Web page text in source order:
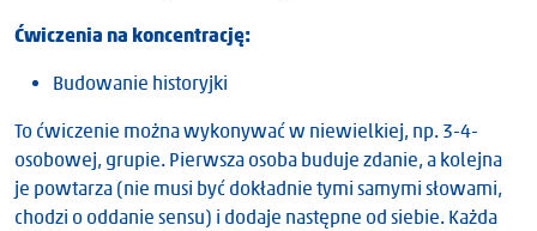
Ćwiczenia na koncentrację:
Budowanie historyjki
To ćwiczenie można wykonywać w niewielkiej, np. 3-4-
osobowej, grupie. Pierwsza osoba buduje zdanie, a kolejna
je powtarza (nie musi być dokładnie tymi samymi słowami,
chodzi o oddanie sensu) i dodaje następne od siebie. Każda